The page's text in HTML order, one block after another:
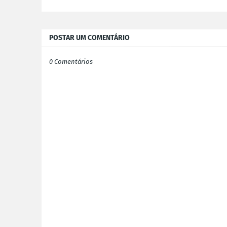
POSTAR UM COMENTÁRIO
0 Comentários